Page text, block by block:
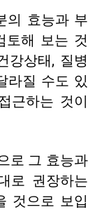
의 효능과 부
토해 보는 것
강상태 , 질병
라질 수도 있
근하는 것이
로 그 효능과
로 권장하는
것으로 보입